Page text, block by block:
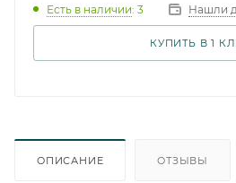
Есть в наличии: 3 Нашли
КУПИТЬ В 1
ОПИСАНИЕ ОТЗЫВЫ